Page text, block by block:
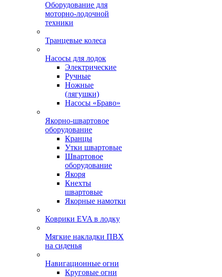
Оборудование для
моторно-лодочной
техники
Транцевые колеса
Насосы для лодок
Электрические
Ручные
Ножные
(лягушки)
Насосы «Браво»
Якорно-швартовое
оборудование
Кранцы
Утки швартовые
Швартовое
оборудование
Якоря
Кнехты
швартовые
Якорные намотки
Коврики EVA в лодку
Мягкие накладки ПВХ
на сиденья
Навигационные огни
Круговые огни